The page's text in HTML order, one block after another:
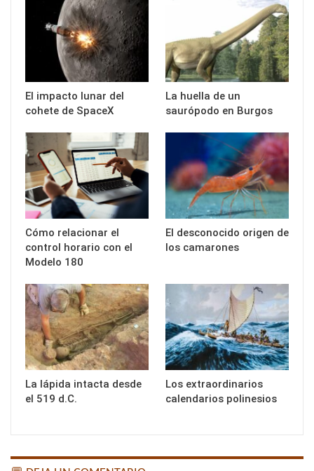
El impacto lunar del
cohete de SpaceX
La huella de un
saurópodo en Burgos
Cómo relacionar el
control horario con el
Modelo 180
El desconocido origen de
los camarones
La lápida intacta desde
el 519 d.C.
Los extraordinarios
calendarios polinesios